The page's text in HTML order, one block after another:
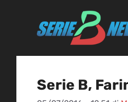
Serie B,